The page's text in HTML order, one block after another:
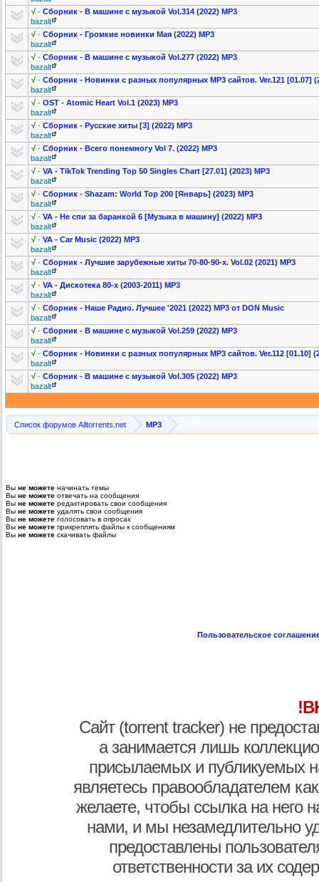
√ · Сборник - В машине с музыкой Vol.314 (2022) MP3
bazalt
√ · Сборник - Громкие новинки Мая (2022) MP3
bazalt
√ · Сборник - В машине с музыкой Vol.277 (2022) MP3
bazalt
√ · Сборник - Новинки с разных популярных MP3 сайтов. Ver.121 [01.07]
bazalt
√ · OST - Atomic Heart Vol.1 (2023) MP3
bazalt
√ · Сборник - Русские хиты [3] (2022) MP3
bazalt
√ · Сборник - Всего понемногу Vol 7. (2022) MP3
bazalt
√ · VA - TikTok Trending Top 50 Singles Chart [27.01] (2023) MP3
bazalt
√ · Cбoрник - Shazam: World Top 200 [Январь] (2023) MP3
bazalt
√ · VA - Не спи за баранкой 6 [Музыка в машину] (2022) MP3
bazalt
√ · VA - Car Music (2022) MP3
bazalt
√ · Сборник - Лучшие зарубежные хиты 70-80-90-х. Vol.02 (2021) MP3
bazalt
√ · VA - Дискотека 80-х (2003-2011) MP3
bazalt
√ · Сборник - Наше Радио. Лучшее '2021 (2022) MP3 от DON Music
bazalt
√ · Сборник - В машине с музыкой Vol.259 (2022) MP3
bazalt
√ · Сборник - Новинки с разных популярных MP3 сайтов. Ver.112 [01.10]
bazalt
√ · Сборник - В машине с музыкой Vol.305 (2022) MP3
bazalt
Список форумов Alltorrents.net MP3
Вы не можете начинать темы
Вы не можете отвечать на сообщения
Вы не можете редактировать свои сообщения
Вы не можете удалять свои сообщения
Вы не можете голосовать в опросах
Вы не можете прикреплять файлы к сообщениям
Вы не можете скачивать файлы
Пользовательское
Сайт (torrent tracker) не
а занимается лишь
присылаемых и публикуемых
являетесь правообладателем
желаете, чтобы ссылка на него
нами, и мы незамедлительно
предоставлены
ответственности за их